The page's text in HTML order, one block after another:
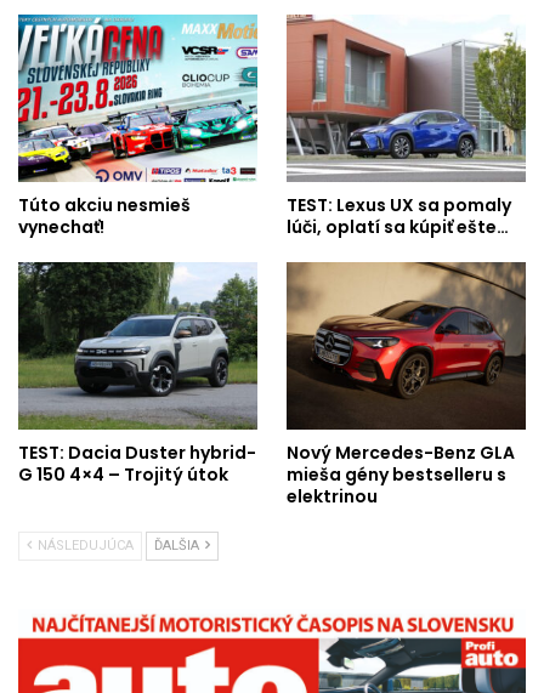
Túto akciu nesmieš
vynechať!
TEST: Lexus UX sa pomaly
lúči, oplatí sa kúpiť ešte…
TEST: Dacia Duster hybrid-
G 150 4×4 – Trojitý útok
Nový Mercedes-Benz GLA
mieša gény bestselleru s
elektrinou
NÁSLEDUJÚCA ĎALŠIA